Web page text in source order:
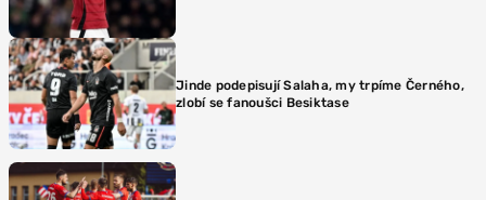
Jinde podepisují Salaha, my trpíme Černého,
zlobí se fanoušci Besiktase